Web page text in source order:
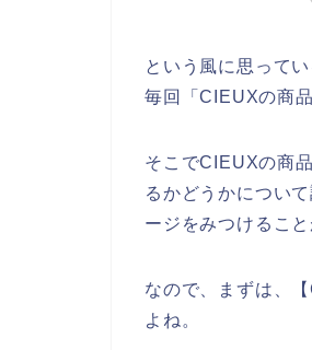
という風に思って
毎回「CIEUXの商
そこでCIEUXの商
るかどうかについ
ージをみつけるこ
なので、まずは、
よね。